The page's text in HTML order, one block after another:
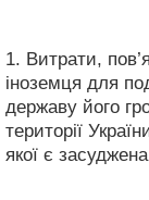
1. Витрати,
іноземця для
державу його
території
якої є